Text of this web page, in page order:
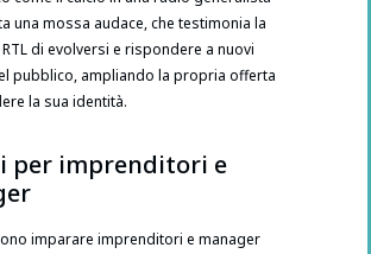
una mossa audace, che testimonia la
di evolversi e rispondere a nuovi
pubblico, ampliando la propria offerta
la sua identità.
per imprenditori e
imparare imprenditori e manager